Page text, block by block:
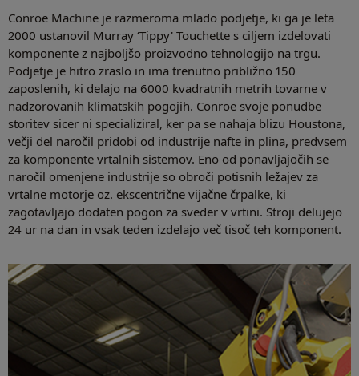
Conroe Machine je razmeroma mlado podjetje, ki ga je leta
2000 ustanovil Murray ‘Tippy' Touchette s ciljem izdelovati
komponente z najboljšo proizvodno tehnologijo na trgu.
Podjetje je hitro zraslo in ima trenutno približno 150
zaposlenih, ki delajo na 6000 kvadratnih metrih tovarne v
nadzorovanih klimatskih pogojih. Conroe svoje ponudbe
storitev sicer ni specializiral, ker pa se nahaja blizu Houstona,
večji del naročil pridobi od industrije nafte in plina, predvsem
za komponente vrtalnih sistemov. Eno od ponavljajočih se
naročil omenjene industrije so obroči potisnih ležajev za
vrtalne motorje oz. ekscentrične vijačne črpalke, ki
zagotavljajo dodaten pogon za sveder v vrtini. Stroji delujejo
24 ur na dan in vsak teden izdelajo več tisoč teh komponent.